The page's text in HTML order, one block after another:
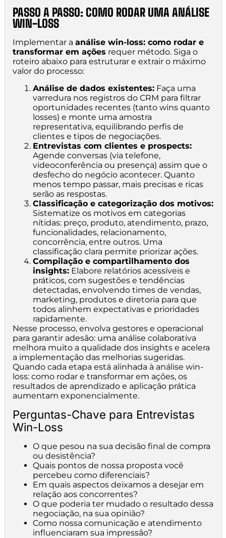
PASSO A PASSO: COMO RODAR UMA ANÁLISE
WIN-LOSS
Implementar a análise win-loss: como rodar e
transformar em ações requer método. Siga o
roteiro abaixo para estruturar e extrair o máximo
valor do processo:
Análise de dados existentes: Faça uma
varredura nos registros do CRM para filtrar
oportunidades recentes (tanto wins quanto
losses) e monte uma amostra
representativa, equilibrando perfis de
clientes e tipos de negociações.
Entrevistas com clientes e prospects:
Agende conversas (via telefone,
videoconferência ou presença) assim que o
desfecho do negócio acontecer. Quanto
menos tempo passar, mais precisas e ricas
serão as respostas.
Classificação e categorização dos motivos:
Sistematize os motivos em categorias
nítidas: preço, produto, atendimento, prazo,
funcionalidades, relacionamento,
concorrência, entre outros. Uma
classificação clara permite priorizar ações.
Compilação e compartilhamento dos
insights: Elabore relatórios acessíveis e
práticos, com sugestões e tendências
detectadas, envolvendo times de vendas,
marketing, produtos e diretoria para que
todos alinhem expectativas e prioridades
rapidamente.
Nesse processo, envolva gestores e operacional
para garantir adesão: uma análise colaborativa
melhora muito a qualidade dos insights e acelera
a implementação das melhorias sugeridas.
Quando cada etapa está alinhada à análise win-
loss: como rodar e transformar em ações, os
resultados de aprendizado e aplicação prática
aumentam exponencialmente.
Perguntas-Chave para Entrevistas
Win-Loss
O que pesou na sua decisão final de compra
ou desistência?
Quais pontos de nossa proposta você
percebeu como diferenciais?
Em quais aspectos deixamos a desejar em
relação aos concorrentes?
O que poderia ter mudado o resultado dessa
negociação, na sua opinião?
Como nossa comunicação e atendimento
influenciaram sua impressão?